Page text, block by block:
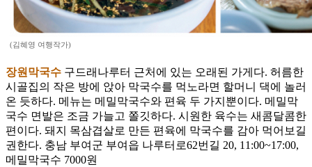
(김혜영 여행작가)
장원막국수 구드래나루터 근처에 있는 오래된 가게다. 허름한
시골집의 작은 방에 앉아 막국수를 먹노라면 할머니 댁에 놀러
온 듯하다. 메뉴는 메밀막국수와 편육 두 가지뿐이다. 메밀막
국수 면발은 조금 가늘고 쫄깃하다. 시원한 육수는 새콤달콤한
편이다. 돼지 목삼겹살로 만든 편육에 막국수를 감아 먹어보길
권한다. 충남 부여군 부여읍 나루터로62번길 20, 11:00~17:00,
메밀막국수 7000원